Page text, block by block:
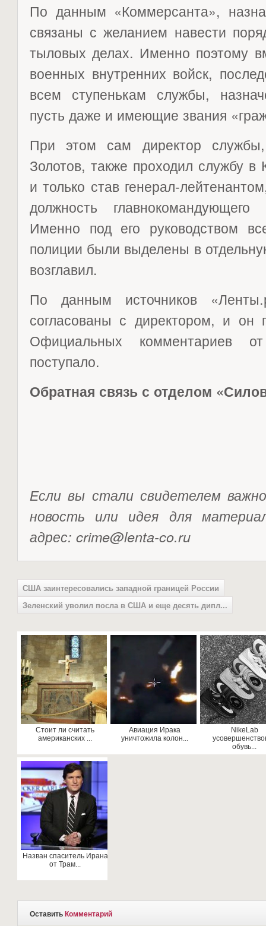
По данным «Коммерсанта»,
связаны с желанием навести
тыловых делах. Именно поэтому
военных внутренних войск,
всем ступенькам службы,
пусть даже и имеющие звания
При этом сам директор
Золотов, также проходил службу
и только став генерал-
должность
Именно под его руководством
полиции были выделены в
возглавил.
По данным источников
согласованы с директором, и он
Официальных комментариев
поступало.
Обратная связь с отделом
Если вы стали свидетелем
новость или идея для
адрес: crime@lenta-co.ru
США заинтересовались западной границей России
Зеленский уволил посла в США и еще десять дипл...
Стоит ли считать
американских ...
Авиация Ирака
уничтожила колон...
NikeLab
обувь...
Назван спаситель Ирана
от Трам...
ОставитьКомментарий